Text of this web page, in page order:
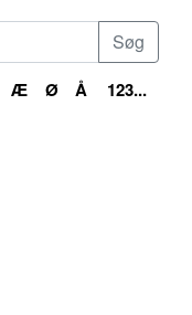
Æ Ø Å 123...